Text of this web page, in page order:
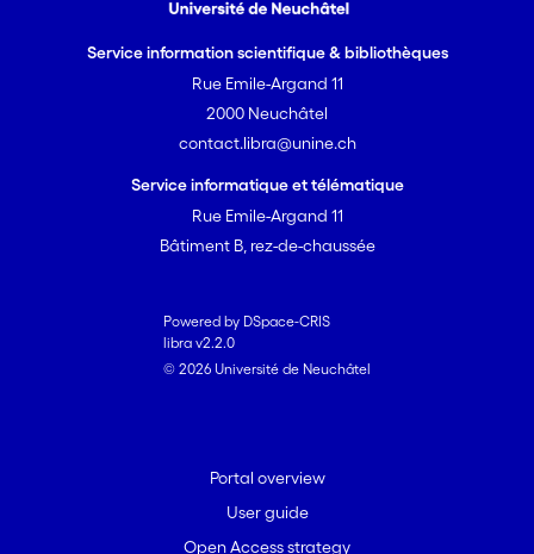
Service information scientifique & bibliothèques
Rue Emile-Argand 11
2000 Neuchâtel
contact.libra@unine.ch
Service informatique et télématique
Rue Emile-Argand 11
Bâtiment B, rez-de-chaussée
Powered by DSpace-CRIS
libra v2.2.0
© 2026 Université de Neuchâtel
Portal overview
User guide
Open Access strategy